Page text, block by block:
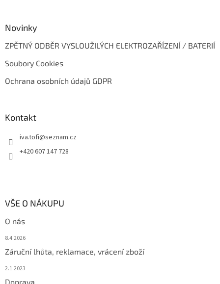
Novinky
ZPĚTNÝ ODBĚR VYSLOUŽILÝCH ELEKTROZAŘÍZENÍ / BATERIÍ
Soubory Cookies
Ochrana osobních údajů GDPR
Kontakt
iva.tofi@seznam.cz
+420 607 147 728
VŠE O NÁKUPU
O nás
8.4.2026
Záruční lhůta, reklamace, vrácení zboží
2.1.2023
Doprava